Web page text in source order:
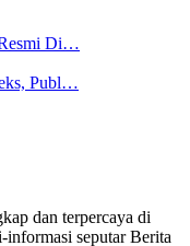
Di…
Publ…
dan terpercaya di
seputar Berita